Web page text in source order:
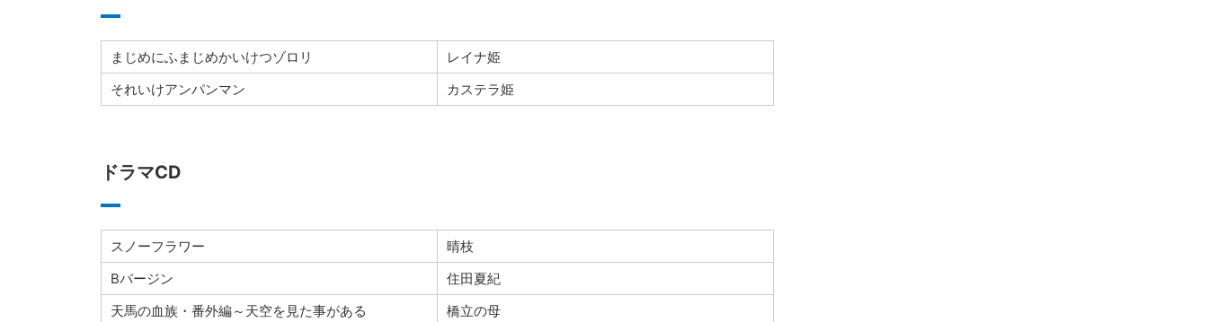
まじめにふまじめかいけつゾロリ
レイナ姫
それいけアンパンマン
カステラ姫
ドラマCD
スノーフラワー
晴枝
Bバージン
住田夏紀
天馬の血族・番外編～天空を見た事がある
橋立の母